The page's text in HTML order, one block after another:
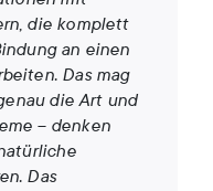
die komplett
an einen
Das mag
die Art und
– denken
Das